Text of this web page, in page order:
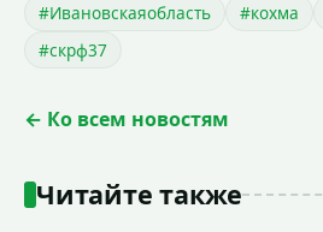
#Ивановскаяобласть #кохма
#скрф37
← Ко всем новостям
Читайте также